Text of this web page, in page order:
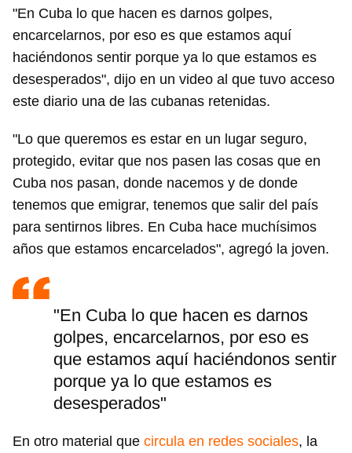
"En Cuba lo que hacen es darnos golpes,
encarcelarnos, por eso es que estamos aquí
haciéndonos sentir porque ya lo que estamos es
desesperados", dijo en un video al que tuvo acceso
este diario una de las cubanas retenidas.
"Lo que queremos es estar en un lugar seguro,
protegido, evitar que nos pasen las cosas que en
Cuba nos pasan, donde nacemos y de donde
tenemos que emigrar, tenemos que salir del país
para sentirnos libres. En Cuba hace muchísimos
años que estamos encarcelados", agregó la joven.
"En Cuba lo que hacen es darnos
golpes, encarcelarnos, por eso es
que estamos aquí haciéndonos sentir
porque ya lo que estamos es
desesperados"
En otro material que circula en redes sociales, la